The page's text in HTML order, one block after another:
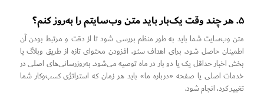
۵. هر چند وقت یک‌بار باید متن وب‌سایتم را به‌روز کنم؟
متن وب‌سایت شما باید به طور منظم بررسی شود تا از دقت و مرتبط بودن آن
اطمینان حاصل شود. برای اهداف سئو، افزودن محتوای تازه از طریق وبلاگ یا
بخش اخبار حداقل یک یا دو بار در ماه توصیه می‌شود. به‌روزرسانی‌های اصلی در
خدمات اصلی یا صفحه «درباره ما» باید هر زمان که استراتژی کسب‌وکار شما
تغییر کرد، انجام شود.